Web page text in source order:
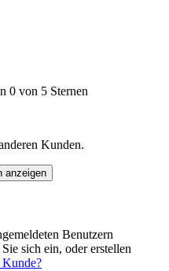
0 von 5 Sternen
Kunden.
anzeigen
Benutzern
sich ein, oder erstellen